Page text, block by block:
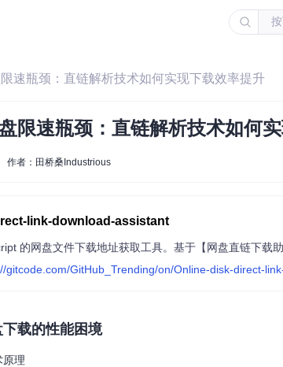
速瓶颈：直链解析技术如何实现下载效率提升
限速瓶颈：直链解析技术如何
作者：田桥桑Industrious
link-download-assistant
gitcode.com/GitHub_Trending/on/Online-disk-direct-
载的性能困境
原理